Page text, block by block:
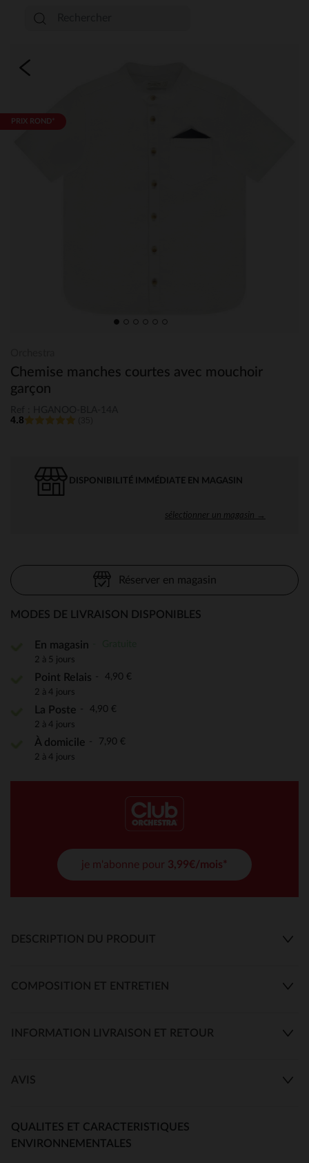
PRIX ROND*
Chemise manches courtes avec mouchoir
garçon
4.8
DISPONIBILITÉ IMMÉDIATE EN MAGASIN
sélectionner un magasin →
Réserver en magasin
MODES DE LIVRAISON DISPONIBLES
En magasin
2 à 5 jours
Point Relais 4,90 €
2 à 4 jours
La Poste 4,90 €
2 à 4 jours
À domicile 7,90 €
2 à 4 jours
je m'abonne pour 3,99€/mois*
DESCRIPTION DU PRODUIT
COMPOSITION ET ENTRETIEN
INFORMATION LIVRAISON ET RETOUR
AVIS
QUALITES ET CARACTERISTIQUES
ENVIRONNEMENTALES